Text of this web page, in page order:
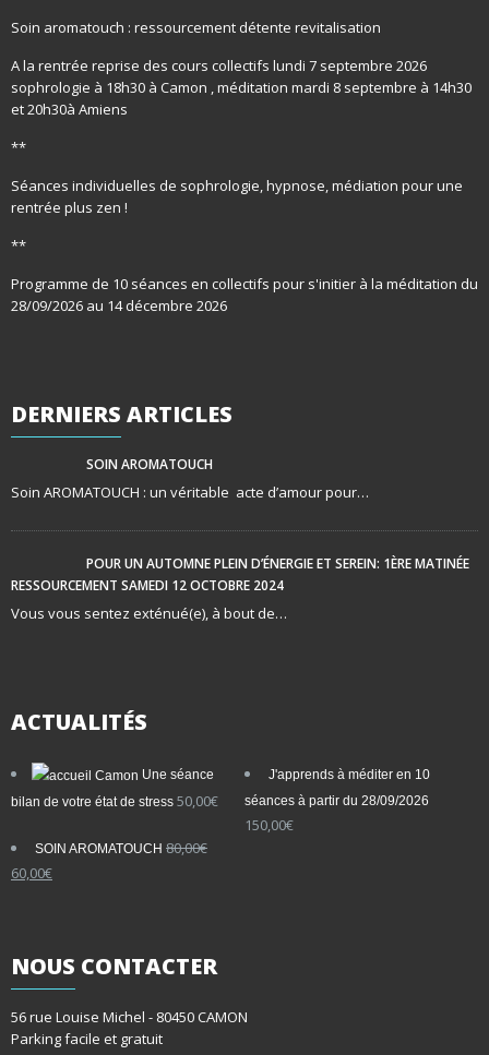
Soin aromatouch : ressourcement détente revitalisation
A la rentrée reprise des cours collectifs lundi 7 septembre 2026
sophrologie à 18h30 à Camon , méditation mardi 8 septembre à 14h30
et 20h30à Amiens
**
Séances individuelles de sophrologie, hypnose, médiation pour une
rentrée plus zen !
**
Programme de 10 séances en collectifs pour s'initier à la méditation du
28/09/2026 au 14 décembre 2026
DERNIERS ARTICLES
SOIN AROMATOUCH
Soin AROMATOUCH : un véritable acte d’amour pour…
POUR UN AUTOMNE PLEIN D’ÉNERGIE ET SEREIN: 1ÈRE MATINÉE
RESSOURCEMENT SAMEDI 12 OCTOBRE 2024
Vous vous sentez exténué(e), à bout de…
ACTUALITÉS
Une séance
bilan de votre état de stress 50,00€
J'apprends à méditer en 10
séances à partir du 28/09/2026
150,00€
SOIN AROMATOUCH 80,00€
Le
80,00€.
60,00€Le
60,00€.
NOUS CONTACTER
56 rue Louise Michel - 80450 CAMON
Parking facile et gratuit